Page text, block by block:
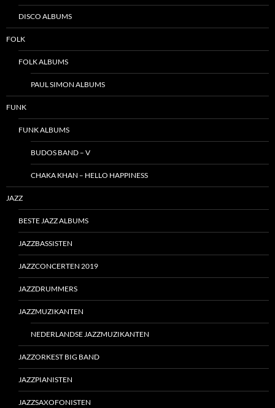
DISCO ALBUMS
FOLK
FOLK ALBUMS
PAUL SIMON ALBUMS
FUNK
FUNK ALBUMS
BUDOS BAND – V
CHAKA KHAN – HELLO HAPPINESS
JAZZ
BESTE JAZZ ALBUMS
JAZZBASSISTEN
JAZZCONCERTEN 2019
JAZZDRUMMERS
JAZZMUZIKANTEN
NEDERLANDSE JAZZMUZIKANTEN
JAZZORKEST BIG BAND
JAZZPIANISTEN
JAZZSAXOFONISTEN